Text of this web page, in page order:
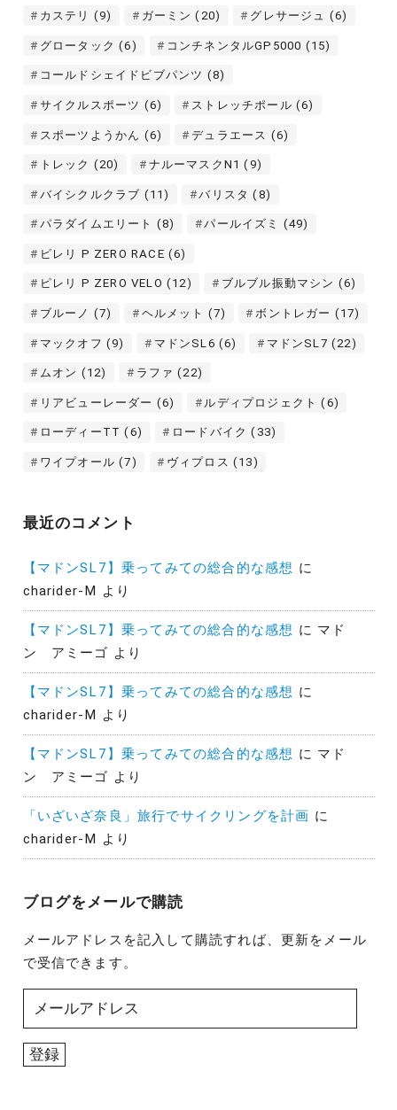
カステリ (9) ガーミン (20) グレサージュ (6)
グロータック (6) コンチネンタルGP5000 (15)
コールドシェイドビブパンツ (8)
サイクルスポーツ (6) ストレッチポール (6)
スポーツようかん (6) デュラエース (6)
トレック (20) ナルーマスクN1 (9)
バイシクルクラブ (11) バリスタ (8)
パラダイムエリート (8) パールイズミ (49)
ピレリ P ZERO RACE (6)
ピレリ P ZERO VELO (12) ブルブル振動マシン (6)
ブルーノ (7) ヘルメット (7) ボントレガー (17)
マックオフ (9) マドンSL6 (6) マドンSL7 (22)
ムオン (12) ラファ (22)
リアビューレーダー (6) ルディプロジェクト (6)
ローディーTT (6) ロードバイク (33)
ワイプオール (7) ヴィプロス (13)
最近のコメント
【マドンSL7】乗ってみての総合的な感想 に
charider-M
より
【マドンSL7】乗ってみての総合的な感想 に マド
ン アミーゴ より
【マドンSL7】乗ってみての総合的な感想 に
charider-M
より
【マドンSL7】乗ってみての総合的な感想 に マド
ン アミーゴ より
「いざいざ奈良」旅行でサイクリングを計画 に
charider-M
より
ブログをメールで購読
メールアドレスを記入して購読すれば、更新をメール
で受信できます。
ル
ア
登録